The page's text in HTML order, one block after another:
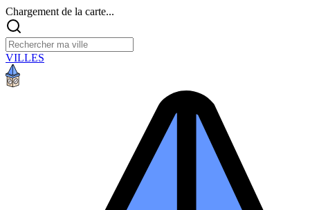
Chargement de la carte...
VILLES